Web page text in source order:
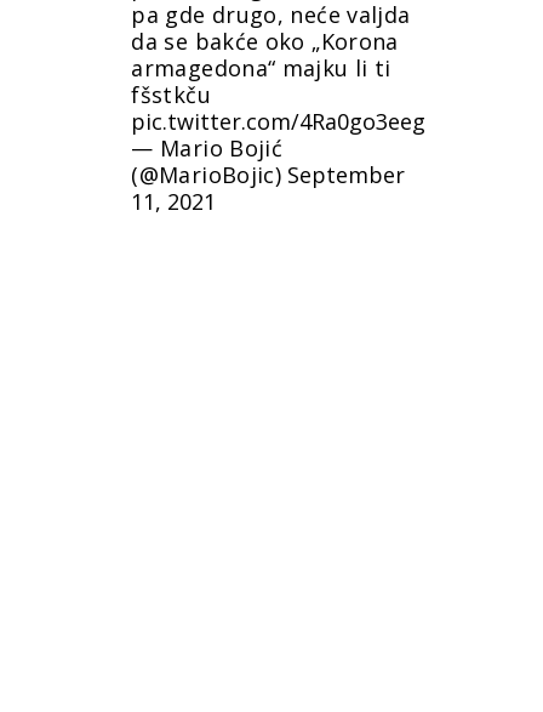
pa gde drugo, neće valjda
da se bakće oko „Korona
armagedona“ majku li ti
fšstkču
pic.twitter.com/4Ra0go3eeg
— Mario Bojić
(@MarioBojic) September
11, 2021